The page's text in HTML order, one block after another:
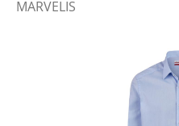
MARVELIS
Bildergalerie überspringen